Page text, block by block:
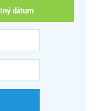
Iný dátum